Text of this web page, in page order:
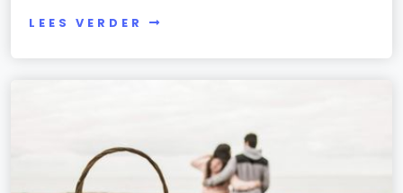
LEES VERDER